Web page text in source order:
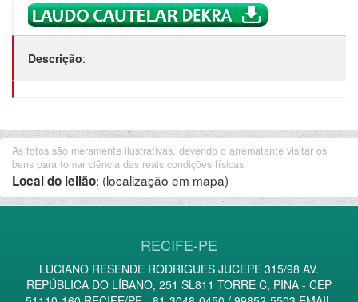
Descrição:
As fotos são meramente ilustrativas, devendo o arrematante visitar os
bens para tomar ciência das reais condições físicas.
Local do leilão: (localização em mapa)
RECIFE-PE
LUCIANO RESENDE RODRIGUES JUCEPE 315/98 AV.
REPÚBLICA DO LÍBANO, 251 SL811 TORRE C, PINA - CEP